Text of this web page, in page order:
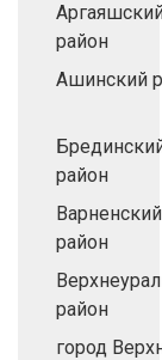
район
Ашинский
район
Варненский
район
район
город